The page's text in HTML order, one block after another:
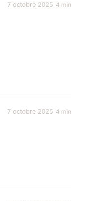
7 octobre 2025 4 min
7 octobre 2025 4 min